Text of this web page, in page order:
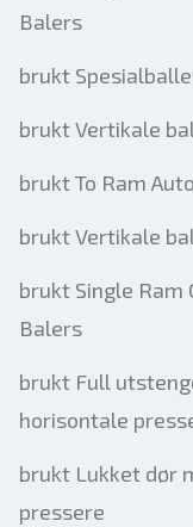
Balers
brukt
brukt Vertikale
brukt To Ram
brukt Vertikale
brukt Single Ram
Balers
brukt Full
horisontale
brukt Lukket dør
pressere